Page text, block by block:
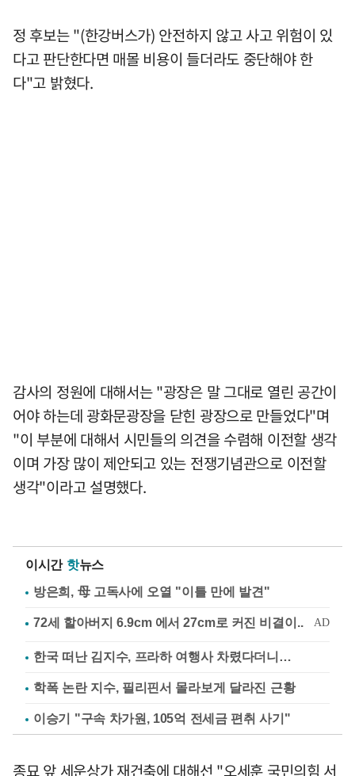
정 후보는 "(한강버스가) 안전하지 않고 사고 위험이 있
다고 판단한다면 매몰 비용이 들더라도 중단해야 한
다"고 밝혔다.
감사의 정원에 대해서는 "광장은 말 그대로 열린 공간이
어야 하는데 광화문광장을 닫힌 광장으로 만들었다"며
"이 부분에 대해서 시민들의 의견을 수렴해 이전할 생각
이며 가장 많이 제안되고 있는 전쟁기념관으로 이전할
생각"이라고 설명했다.
이시간 핫뉴스
방은희, 母 고독사에 오열 "이틀 만에 발견"
한국 떠난 김지수, 프라하 여행사 차렸다더니…
학폭 논란 지수, 필리핀서 몰라보게 달라진 근황
이승기 "구속 차가원, 105억 전세금 편취 사기"
종묘 앞 세운상가 재건축에 대해선 "오세훈 국민의힘 서